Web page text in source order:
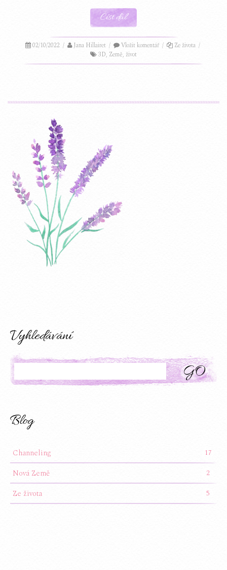
Číst dál
02/10/2022 / Jana Hillairet / Vložit komentář / Ze života /
3D, Země, život
Vyhledávání
Blog
Channeling 17
Nová Země 2
Ze života 5